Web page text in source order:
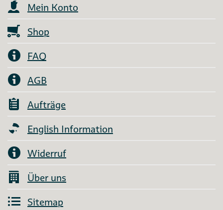
Mein Konto
Shop
FAQ
AGB
Aufträge
English Information
Widerruf
Über uns
Sitemap